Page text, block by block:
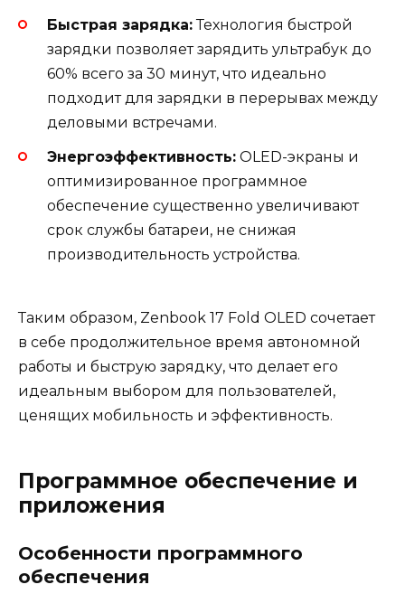
Быстрая зарядка:Технология быстрой
зарядки позволяет зарядить ультрабук до
60% всего за 30 минут, что идеально
подходит для зарядки в перерывах между
деловыми встречами.
Энергоэффективность: OLED-экраны и
оптимизированное программное
обеспечение существенно увеличивают
срок службы батареи, не снижая
производительность устройства.
Таким образом, Zenbook 17 Fold OLED сочетает
в себе продолжительное время автономной
работы и быструю зарядку, что делает его
идеальным выбором для пользователей,
ценящих мобильность и эффективность.
Программное обеспечение и
приложения
Особенности программного
обеспечения